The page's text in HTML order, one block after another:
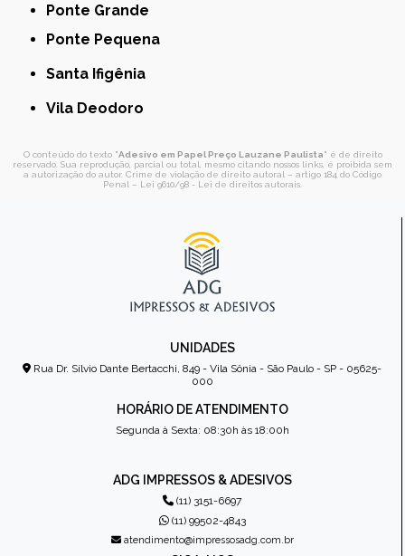
Ponte Grande
Ponte Pequena
Santa Ifigênia
Vila Deodoro
O conteúdo do texto "Adesivo em Papel Preço Lauzane Paulista" é de direito
reservado. Sua reprodução, parcial ou total, mesmo citando nossos links, é proibida sem
a autorização do autor. Crime de violação de direito autoral – artigo 184 do Código
Penal – Lei 9610/98 - Lei de direitos autorais
UNIDADES
Rua Dr. Sílvio Dante Bertacchi, 849 - Vila Sônia - São Paulo - SP - 05625-
000
HORÁRIO DE ATENDIMENTO
Segunda à Sexta: 08:30h às 18:00h
ADG IMPRESSOS & ADESIVOS
(11) 3151-6697
(11) 99502-4843
atendimento@impressosadg.com.br